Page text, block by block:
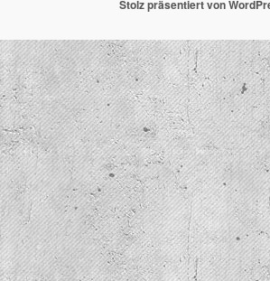
Stolz präsentiert von